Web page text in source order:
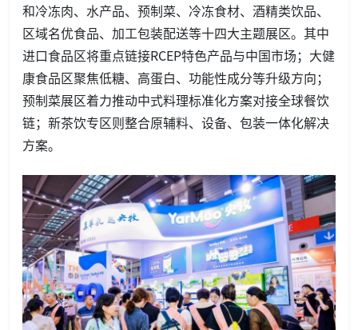
和冷冻肉、水产品、预制菜、冷冻食材、酒精类饮品、
区域名优食品、加工包装配送等十四大主题展区。其中
进口食品区将重点链接RCEP特色产品与中国市场；大健
康食品区聚焦低糖、高蛋白、功能性成分等升级方向；
预制菜展区着力推动中式料理标准化方案对接全球餐饮
链；新茶饮专区则整合原辅料、设备、包装一体化解决
方案。